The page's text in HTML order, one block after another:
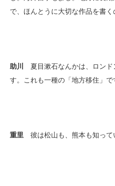
で、ほんとうに大切な作品を書く
助川
夏目漱石なんかは、ロンド
す。これも一種の「地方移住」で
重里 彼は松山も、熊本も知って